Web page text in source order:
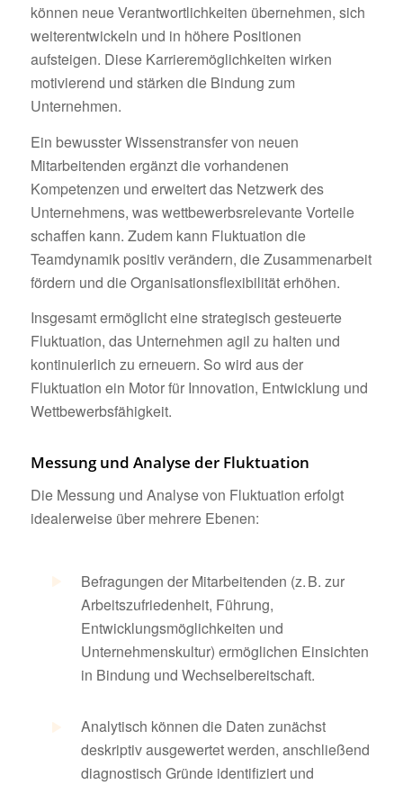
können neue Verantwortlichkeiten übernehmen, sich
weiterentwickeln und in höhere Positionen
aufsteigen. Diese Karrieremöglichkeiten wirken
motivierend und stärken die Bindung zum
Unternehmen.
Ein bewusster Wissenstransfer von neuen
Mitarbeitenden ergänzt die vorhandenen
Kompetenzen und erweitert das Netzwerk des
Unternehmens, was wettbewerbsrelevante Vorteile
schaffen kann. Zudem kann Fluktuation die
Teamdynamik positiv verändern, die Zusammenarbeit
fördern und die Organisationsflexibilität erhöhen.
Insgesamt ermöglicht eine strategisch gesteuerte
Fluktuation, das Unternehmen agil zu halten und
kontinuierlich zu erneuern. So wird aus der
Fluktuation ein Motor für Innovation, Entwicklung und
Wettbewerbsfähigkeit.
Messung und Analyse der Fluktuation
Die Messung und Analyse von Fluktuation erfolgt
idealerweise über mehrere Ebenen:
Befragungen der Mitarbeitenden (z. B. zur
Arbeitszufriedenheit, Führung,
Entwicklungsmöglichkeiten und
Unternehmenskultur) ermöglichen Einsichten
in Bindung und Wechselbereitschaft.
Analytisch können die Daten zunächst
deskriptiv ausgewertet werden, anschließend
diagnostisch Gründe identifiziert und